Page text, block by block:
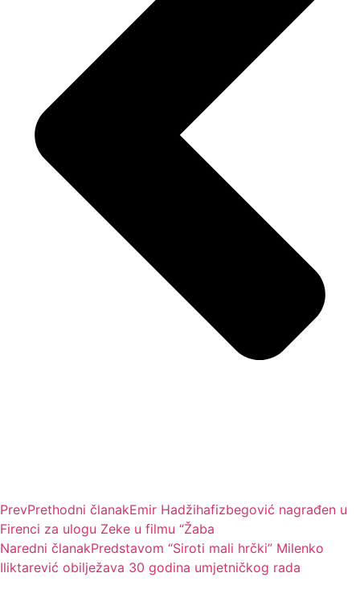
PrevPrethodni članakEmir Hadžihafizbegović nagrađen u
Firenci za ulogu Zeke u filmu “Žaba
Naredni članakPredstavom “Siroti mali hrčki” Milenko
Iliktarević obilježava 30 godina umjetničkog rada